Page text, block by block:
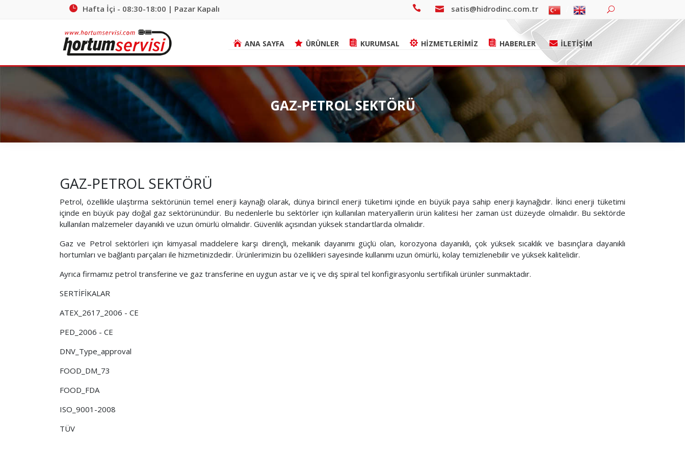
Hafta İçi - 08:30-18:00 | Pazar Kapalı satis@hidrodinc.com.tr
ANA SAYFA ÜRÜNLER KURUMSAL HİZMETLERİMİZ HABERLER İLETİŞİM
GAZ-PETROL SEKTÖRÜ
GAZ-PETROL SEKTÖRÜ
Petrol, özellikle ulaştırma sektörünün temel enerji kaynağı olarak, dünya birincil enerji tüketimi içinde en büyük paya sahip enerji kaynağıdır. İkinci enerji tüketimi
içinde en büyük pay doğal gaz sektörünündür. Bu nedenlerle bu sektörler için kullanılan materyallerin ürün kalitesi her zaman üst düzeyde olmalıdır. Bu sektörde
kullanılan malzemeler dayanıklı ve uzun ömürlü olmalıdır. Güvenlik açısından yüksek standartlarda olmalıdır.
Gaz ve Petrol sektörleri için kimyasal maddelere karşı dirençli, mekanik dayanımı güçlü olan, korozyona dayanıklı, çok yüksek sıcaklık ve basınçlara dayanıklı
hortumları ve bağlantı parçaları ile hizmetinizdedir. Ürünlerimizin bu özellikleri sayesinde kullanımı uzun ömürlü, kolay temizlenebilir ve yüksek kalitelidir.
Ayrıca firmamız petrol transferine ve gaz transferine en uygun astar ve iç ve dış spiral tel konfigirasyonlu sertifikalı ürünler sunmaktadır.
SERTİFİKALAR
ATEX_2617_2006 - CE
PED_2006 - CE
DNV_Type_approval
FOOD_DM_73
FOOD_FDA
ISO_9001-2008
TÜV